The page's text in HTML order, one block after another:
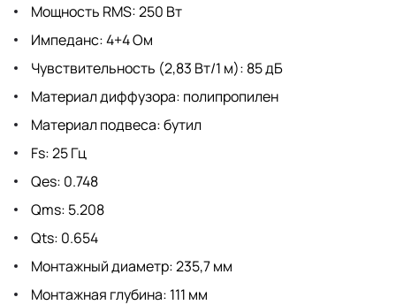
Мощность RMS: 250 Вт
Импеданс: 4+4 Ом
Чувствительность (2,83 Вт/1 м): 85 дБ
Материал диффузора: полипропилен
Материал подвеса: бутил
Fs: 25 Гц
Qes: 0.748
Qms: 5.208
Qts: 0.654
Монтажный диаметр: 235,7 мм
Монтажная глубина: 111 мм